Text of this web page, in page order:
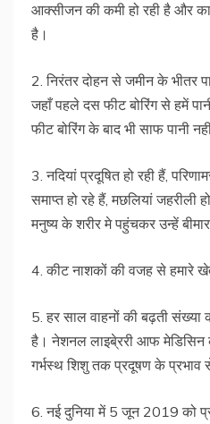
आक्सीजन की कमी हो रही है और
है।
2. निरंतर दोहन से जमीन के भीतर
जहाँ पहले दस फीट बोरिंग से हमें
फीट बोरिंग के बाद भी साफ पानी
3. नदियां प्रदूषित हो रही हैं,
समाप्त हो रहे हैं, मछलियां जहरीली
मनुष्य के शरीर मे पहुंचकर उन्हें
4. कीट नाशकों की वजह से हमारे
5. हर साल वाहनों की बढ़ती संख्या
है। नेशनल लाइबे्ररी आफ मेडिसिन
गर्भस्थ शिशु तक प्रदूषण के प्रभाव
6. नई दुनिया में 5 जून 2019 को